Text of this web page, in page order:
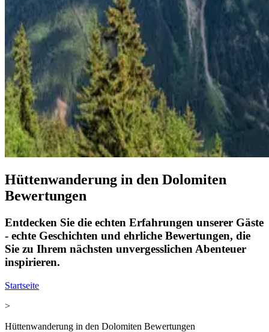
Hüttenwanderung in den Dolomiten
Bewertungen
Entdecken Sie die echten Erfahrungen unserer Gäste
- echte Geschichten und ehrliche Bewertungen, die
Sie zu Ihrem nächsten unvergesslichen Abenteuer
inspirieren.
Startseite
>
Hüttenwanderung in den Dolomiten Bewertungen